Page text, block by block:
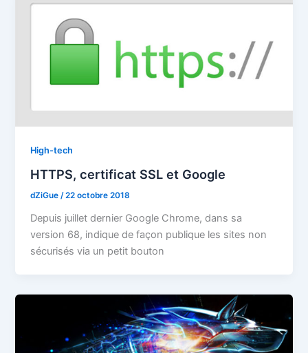
High-tech
HTTPS, certificat SSL et Google
dZiGue/22 octobre 2018
Depuis juillet dernier Google Chrome, dans sa
version 68, indique de façon publique les sites non
sécurisés via un petit bouton